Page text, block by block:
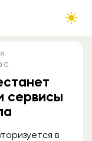
0
сервисы
в